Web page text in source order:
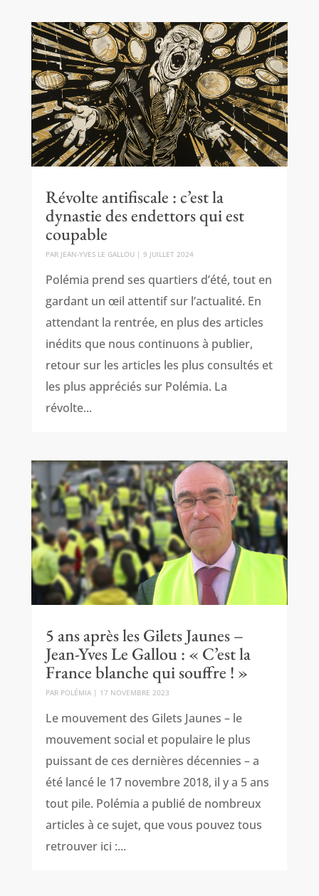
Révolte antifiscale : c’est la
dynastie des endettors qui est
coupable
PAR JEAN-YVES LE GALLOU| 9 JUILLET 2024
Polémia prend ses quartiers d’été, tout en
gardant un œil attentif sur l’actualité. En
attendant la rentrée, en plus des articles
inédits que nous continuons à publier,
retour sur les articles les plus consultés et
les plus appréciés sur Polémia. La
révolte...
5 ans après les Gilets Jaunes –
Jean-Yves Le Gallou : « C’est la
France blanche qui souffre ! »
PAR POLÉMIA| 17 NOVEMBRE 2023
Le mouvement des Gilets Jaunes – le
mouvement social et populaire le plus
puissant de ces dernières décennies – a
été lancé le 17 novembre 2018, il y a 5 ans
tout pile. Polémia a publié de nombreux
articles à ce sujet, que vous pouvez tous
retrouver ici :...